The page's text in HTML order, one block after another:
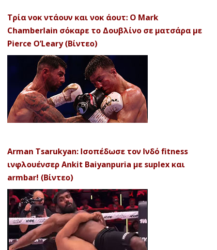
Τρία νοκ ντάουν και νοκ άουτ: Ο Mark
Chamberlain σόκαρε το Δουβλίνο σε ματσάρα με
Pierce O’Leary (Βίντεο)
Arman Tsarukyan: Ισοπέδωσε τον Ινδό fitness
ινφλουένσερ Ankit Baiyanpuria με suplex και
armbar! (Βίντεο)